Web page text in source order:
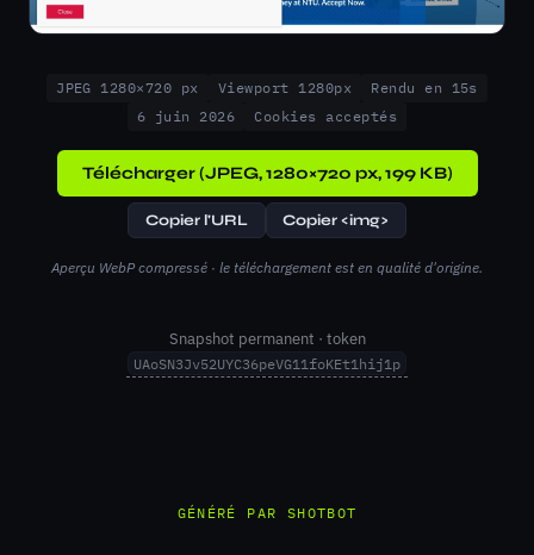
JPEG 1280×720 px Viewport 1280px
Rendu en 15s
6 juin 2026
Cookies acceptés
Télécharger (JPEG, 1280×720 px, 199 KB)
Copier l'URL Copier <img>
Aperçu WebP compressé · le téléchargement est en qualité d'origine.
Snapshot permanent · token
UAoSN3Jv52UYC36peVG11foKEt1hij1p
GÉNÉRÉ PAR SHOTBOT